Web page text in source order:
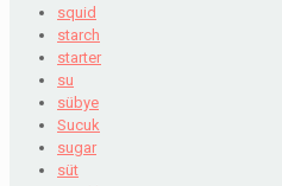
squid
starch
starter
su
sübye
Sucuk
sugar
süt